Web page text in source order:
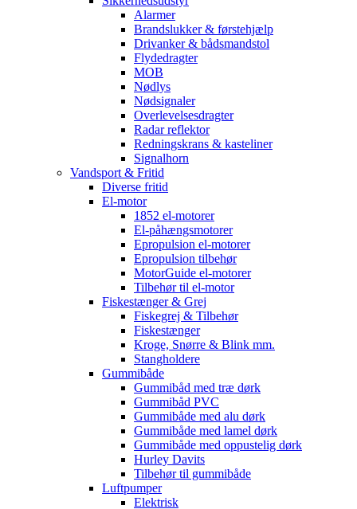
Alarmer
Brandslukker & førstehjælp
Drivanker & bådsmandstol
Flydedragter
MOB
Nødlys
Nødsignaler
Overlevelsesdragter
Radar reflektor
Redningskrans & kasteliner
Signalhorn
Vandsport & Fritid
Diverse fritid
El-motor
1852 el-motorer
El-påhængsmotorer
Epropulsion el-motorer
Epropulsion tilbehør
MotorGuide el-motorer
Tilbehør til el-motor
Fiskestænger & Grej
Fiskegrej & Tilbehør
Fiskestænger
Kroge, Snørre & Blink mm.
Stangholdere
Gummibåde
Gummibåd med træ dørk
Gummibåd PVC
Gummibåde med alu dørk
Gummibåde med lamel dørk
Gummibåde med oppustelig dørk
Hurley Davits
Tilbehør til gummibåde
Luftpumper
Elektrisk